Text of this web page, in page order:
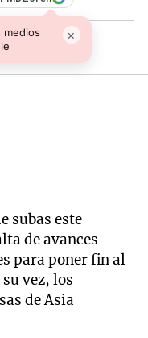
medios
×
subas este
de avances
para poner fin al
su vez, los
de Asia